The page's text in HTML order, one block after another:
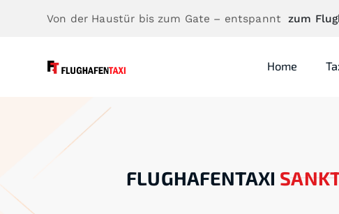
Von der Haustür bis zum Gate – entspannt zum
Home
FLUGHAFENTAXI